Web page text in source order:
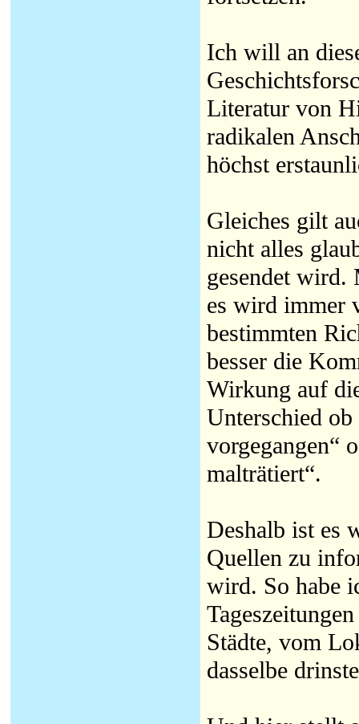
Ich will an
Literatur von
radikalen
höchst
Gleiches gilt
nicht alles
gesendet wird.
es wird immer
bestimmten
besser die
Wirkung auf
Unterschied
vorgegangen“
malträtiert“.
Deshalb ist es
Quellen zu
wird. So habe
Städte, vom
dasselbe